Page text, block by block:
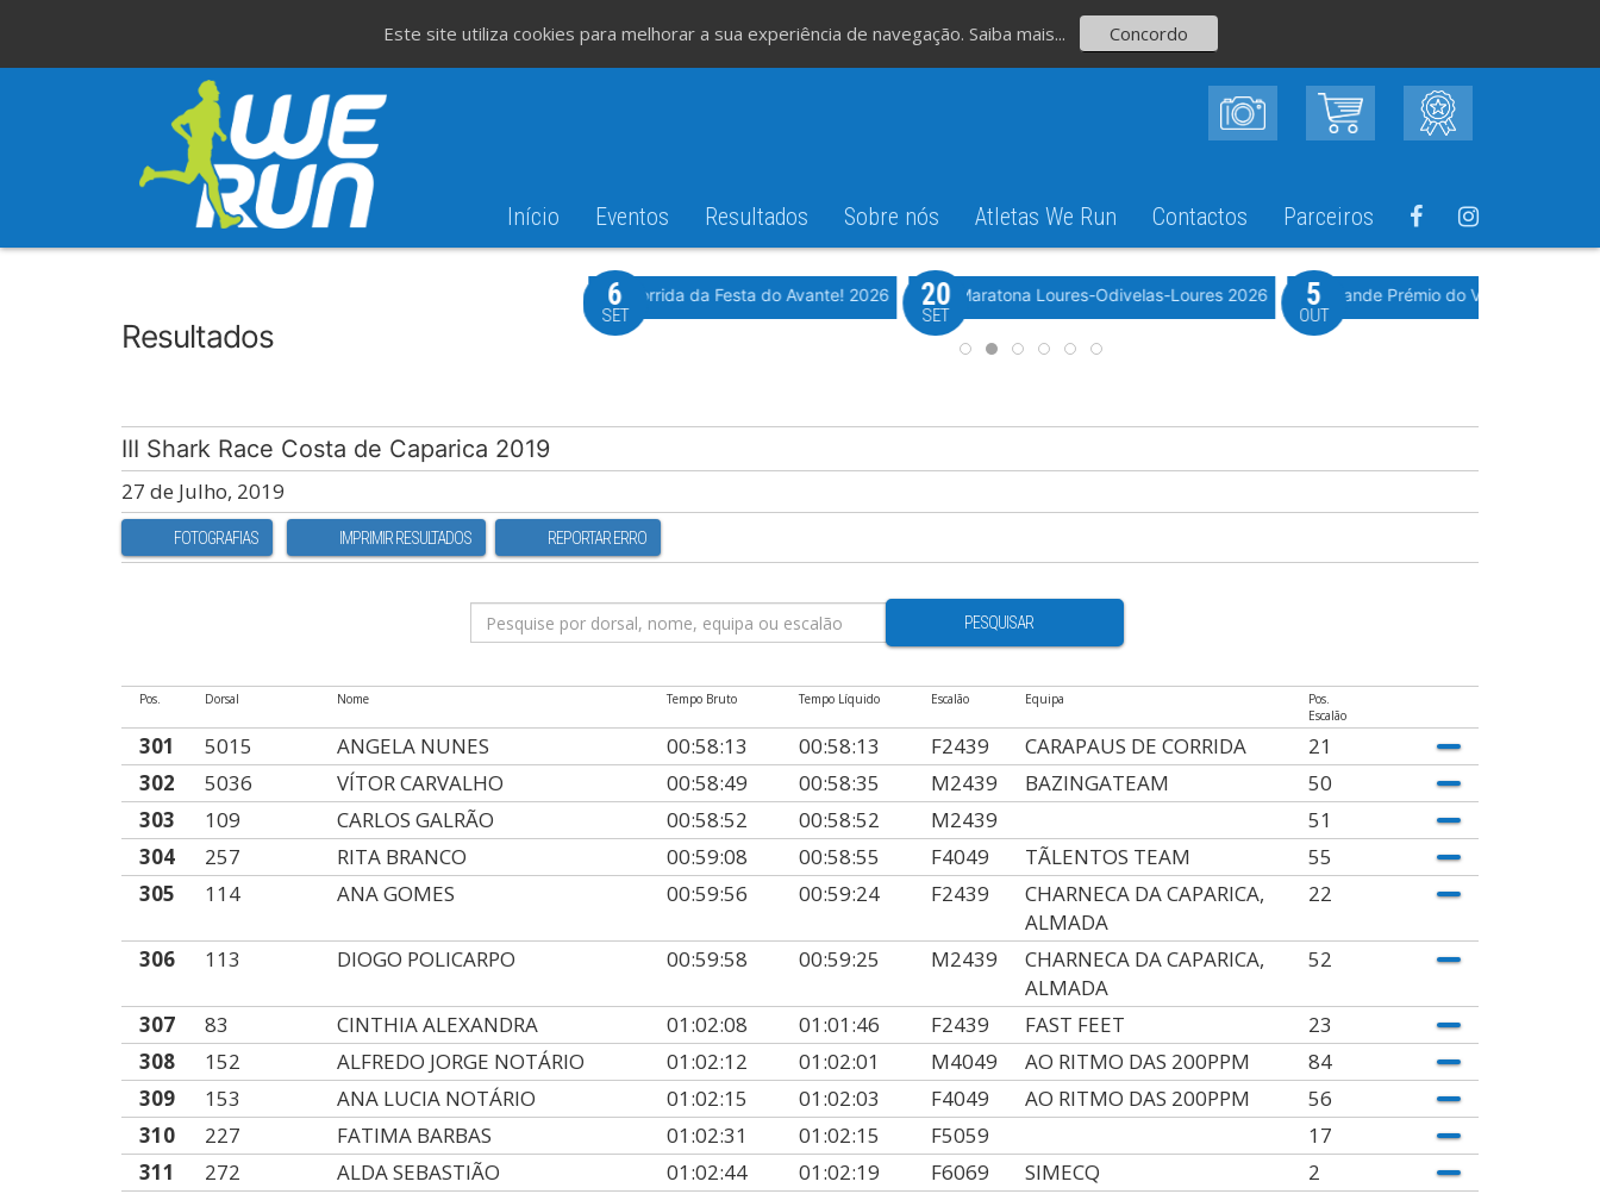
Início Eventos Resultados Sobre nós Atletas We Run Contactos Parceiros
Resultados Evento WeTiming
37ª Corrida da Festa do Avante! 2026
6
SET
Meia Maratona Loures-Odivelas-Loures 2026
20
SET
10º Grande Prémio do Vale Grande
5
OUT
III Shark Race Costa de Caparica 2019
27 de Julho, 2019
FOTOGRAFIAS IMPRIMIR RESULTADOS REPORTAR ERRO
PESQUISAR
Pos. Dorsal Nome Tempo Bruto Tempo Líquido Escalão Equipa
Pos.
Escalão
301 5015 ANGELA NUNES 00:58:13 00:58:13 F2439 CARAPAUS DE CORRIDA
21
302
5036 VÍTOR CARVALHO 00:58:49 00:58:35 M2439 BAZINGATEAM
50
303
109 CARLOS GALRÃO 00:58:52 00:58:52 M2439
51
304
257 RITA BRANCO 00:59:08 00:58:55 F4049 TÃLENTOS TEAM
55
305
114 ANA GOMES 00:59:56 00:59:24 F2439
CHARNECA DA CAPARICA,
ALMADA
22
306 113 DIOGO POLICARPO 00:59:58 00:59:25 M2439
CHARNECA DA CAPARICA,
ALMADA
52
307 83 CINTHIA ALEXANDRA 01:02:08 01:01:46 F2439 FAST FEET
23
308
152 ALFREDO JORGE NOTÁRIO 01:02:12 01:02:01 M4049 AO RITMO DAS 200PPM
84
309
153 ANA LUCIA NOTÁRIO 01:02:15 01:02:03 F4049 AO RITMO DAS 200PPM
56
310
227 FATIMA BARBAS 01:02:31 01:02:15 F5059
17
311
272 ALDA SEBASTIÃO 01:02:44 01:02:19 F6069 SIMECQ
2
Este site utiliza cookies para melhorar a sua experiência de navegação. Saiba mais... Concordo